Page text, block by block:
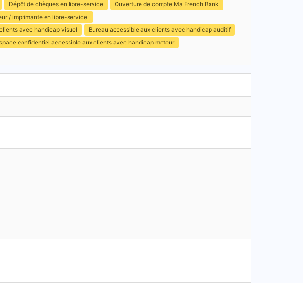
Dépôt de chèques en libre-service
Ouverture de compte Ma French Bank
/ imprimante en libre-service
avec handicap visuel
Bureau accessible aux clients avec handicap auditif
confidentiel accessible aux clients avec handicap moteur